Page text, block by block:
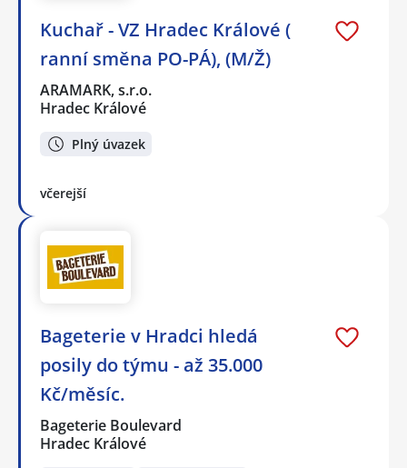
Kuchař - VZ Hradec Králové (
ranní směna PO-PÁ), (M/Ž)
ARAMARK, s.r.o.
Hradec Králové
Plný úvazek
včerejší
Bageterie v Hradci hledá
posily do týmu - až 35.000
Kč/měsíc.
Bageterie Boulevard
Hradec Králové